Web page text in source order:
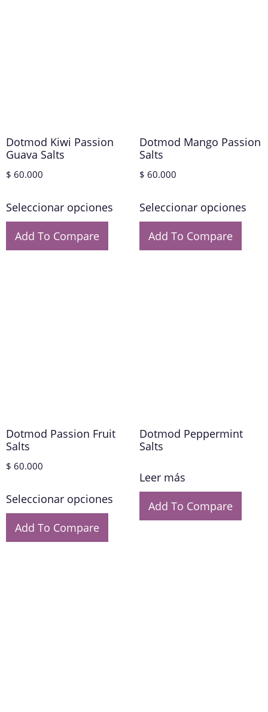
Dotmod Kiwi Passion
Guava Salts
$ 60.000
Seleccionar opciones
Add To Compare
Dotmod Mango Passion
Salts
$ 60.000
Seleccionar opciones
Add To Compare
Dotmod Passion Fruit
Salts
$ 60.000
Seleccionar opciones
Add To Compare
Dotmod Peppermint
Salts
Leer más
Add To Compare